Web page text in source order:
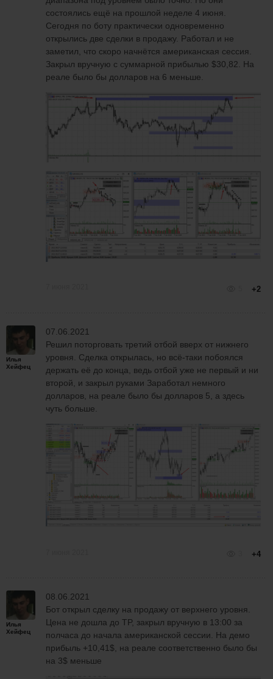
состоялись ещё на прошлой неделе 4 июня.
Сегодня по боту практически одновременно
открылись две сделки в продажу. Работал и не
заметил, что скоро начнётся американская сессия.
Закрыл вручную с суммарной прибылью $30,82. На
реале было бы долларов на 6 меньше.
+2
Илья
Хейфец
07.06.2021
Решил поторговать третий отбой вверх от нижнего
уровня. Сделка открылась, но всё-таки побоялся
держать её до конца, ведь отбой уже не первый и ни
второй, и закрыл руками Заработал немного
долларов, на реале было бы долларов 5, а здесь
чуть больше.
+4
Илья
Хейфец
08.06.2021
Бот открыл сделку на продажу от верхнего уровня.
Цена не дошла до TP, закрыл вручную в 13:00 за
полчаса до начала американской сессии. На демо
прибыль +10,41$, на реале соответственно было бы
на 3$ меньше